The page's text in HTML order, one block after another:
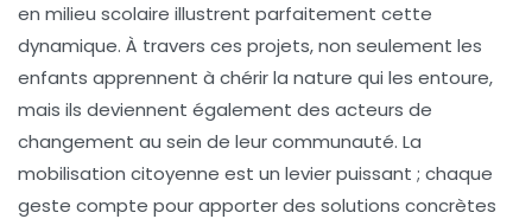
en milieu scolaire illustrent parfaitement cette
dynamique. À travers ces projets, non seulement les
enfants apprennent à chérir la nature qui les entoure,
mais ils deviennent également des acteurs de
changement au sein de leur communauté. La
mobilisation citoyenne est un levier puissant ; chaque
geste compte pour apporter des solutions concrètes